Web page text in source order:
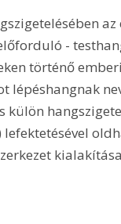
-
történő
lépéshangnak
külön